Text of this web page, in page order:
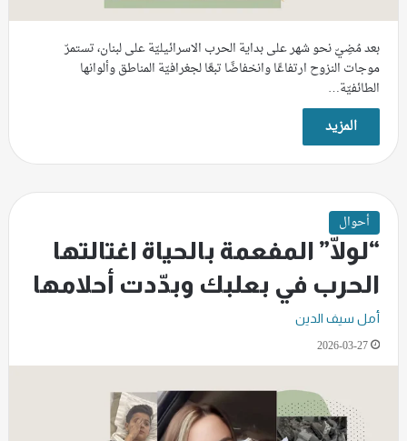
بعد مُضِيّ نحو شهر على بداية الحرب الاسرائيليّة على لبنان، تستمرّ
موجات النزوح ارتفاعًا وانخفاضًا تبعًا لجغرافيّة المناطق وألوانها
الطائفيّة…
المزيد
أحوال
“لولّا” المفعمة بالحياة اغتالتها
الحرب في بعلبك وبدّدت أحلامها
أمل سيف الدين
2026-03-27